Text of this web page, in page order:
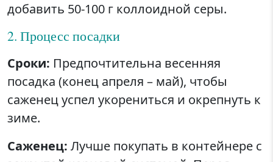
добавить 50-100 г коллоидной серы.
2. Процесс посадки
Сроки: Предпочтительна весенняя
посадка (конец апреля – май), чтобы
саженец успел укорениться и окрепнуть к
зиме.
Саженец: Лучше покупать в контейнере с